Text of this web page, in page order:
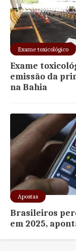
Exame toxicológico
Exame
emissão da
na Bahia
Apostas
Brasileiros
em 2025,